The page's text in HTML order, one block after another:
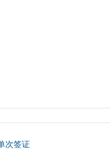
次签证